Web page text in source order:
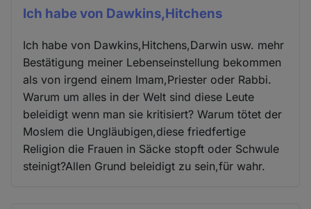
Ich habe von Dawkins,Hitchens
Ich habe von Dawkins,Hitchens,Darwin usw. mehr
Bestätigung meiner Lebenseinstellung bekommen
als von irgend einem Imam,Priester oder Rabbi.
Warum um alles in der Welt sind diese Leute
beleidigt wenn man sie kritisiert? Warum tötet der
Moslem die Ungläubigen,diese friedfertige
Religion die Frauen in Säcke stopft oder Schwule
steinigt?Allen Grund beleidigt zu sein,für wahr.